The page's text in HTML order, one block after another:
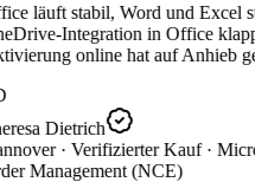
läuft stabil, Word und Excel
Integration in Office
online hat auf Anhieb
Dietrich
· Verifizierter Kauf ·
Management (NCE)